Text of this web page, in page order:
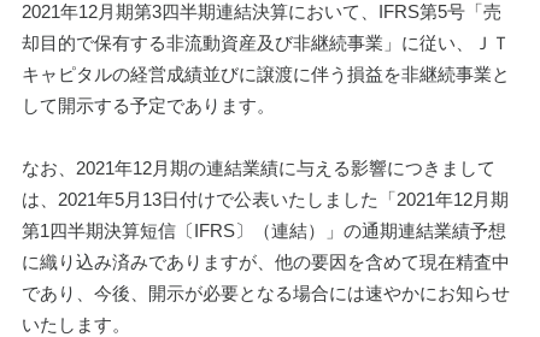
2021年12月期第3四半期連結決算において、IFRS第5号「売
却目的で保有する非流動資産及び非継続事業」に従い、ＪＴ
キャピタルの経営成績並びに譲渡に伴う損益を非継続事業と
して開示する予定であります。
なお、2021年12月期の連結業績に与える影響につきまして
は、2021年5月13日付けで公表いたしました「2021年12月期
第1四半期決算短信〔IFRS〕（連結）」の通期連結業績予想
に織り込み済みでありますが、他の要因を含めて現在精査中
であり、今後、開示が必要となる場合には速やかにお知らせ
いたします。